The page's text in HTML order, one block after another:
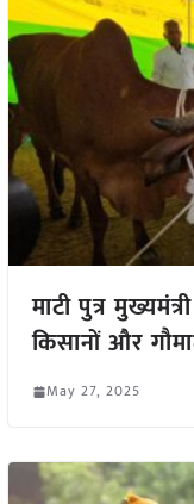
माटी पुत्र
किसानों और
May 27, 2025